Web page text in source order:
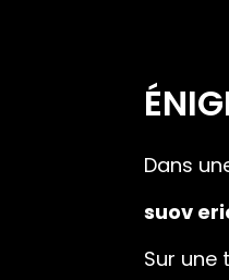
Dans
suov
Sur une